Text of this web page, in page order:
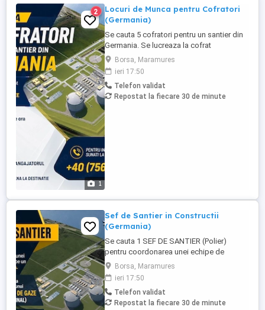
1
2
Locuri de Munca pentru Cofratori
(Germania)
Se cauta 5 cofratori pentru un santier din
Germania. Se lucreaza la cofrat
constructia unui Terminal de gaze (LNG
Terminal). Salarizare: 16 EURO NET pe ora
Cazare gratuita. Locatie: Hamburg.
Contract direct cu angajatorul. Transport
asigurat pana la destinatie. Pentru
Borsa, Maramures
ieri 17:50
Telefon validat
Repostat la fiecare 30 de minute
Sef de Santier in Constructii
(Germania)
Se cauta 1 SEF DE SANTIER (Polier)
pentru coordonarea unei echipe de
români de pe un santier din Germania. Se
lucreaza la constructia unui Terminal de
gaze (LNG Terminal). Atributiile implica
cunoasterea limbii germane pentru citirea
planului de constructii, coordonarea
Borsa, Maramures
ieri 17:50
Telefon validat
Repostat la fiecare 30 de minute